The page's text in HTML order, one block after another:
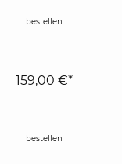
bestellen
159,00 €*
bestellen